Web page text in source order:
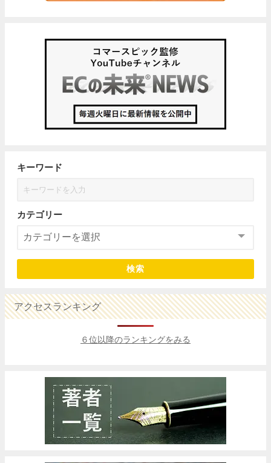
キーワード
カテゴリー
検索
アクセスランキング
６位以降のランキングをみる